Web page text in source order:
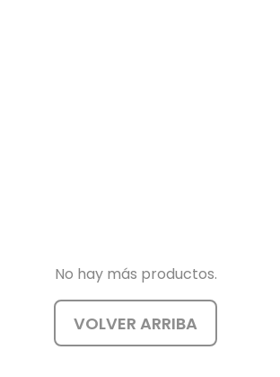
No hay más productos.
VOLVER ARRIBA